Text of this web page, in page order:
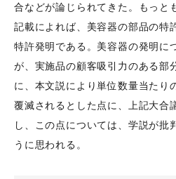
合などが論じられてきた。もっと
記載によれば、美容器の部品の特
特許発明である。美容器の発明に
が、実施品の顧客吸引力のある部
に、本文説により単位数量当たり
覆滅されるとした点に、上記大合
し、この点については、学説が批
うに思われる。